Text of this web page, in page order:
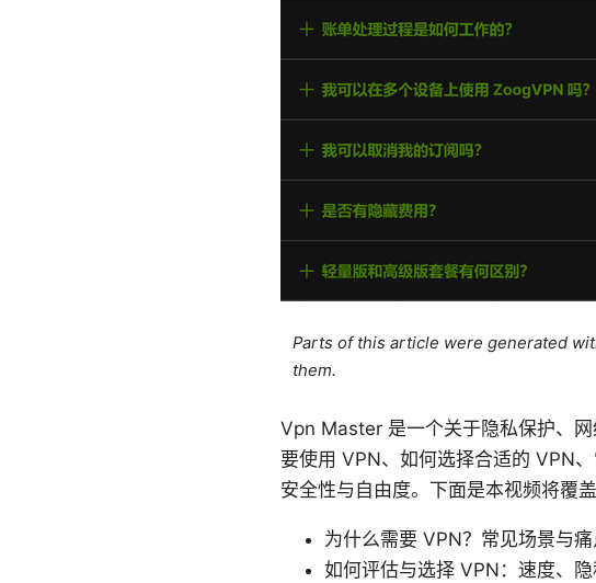
Parts of this article were generated
them.
Vpn Master 是一个关于隐私保护、
要使用 VPN、如何选择合适的 VPN
安全性与自由度。下面是本视频将覆盖
为什么需要 VPN？常见场景与痛
如何评估与选择 VPN：速度、